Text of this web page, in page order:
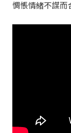
惆悵情緒不謀而